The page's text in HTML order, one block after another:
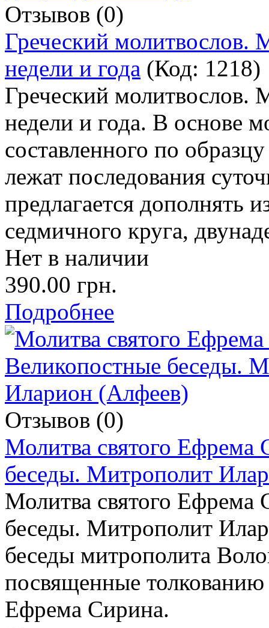
Отзывов (0)
Греческий молитвослов.
недели и года (Код: 1218)
Греческий молитвослов.
недели и года. В основе
составленного по
лежат последования
предлагается дополнять
седмичного круга,
Нет в наличии
390.00 грн.
Подробнее
Отзывов (0)
Молитва святого Ефрема
беседы. Митрополит
Молитва святого Ефрема
беседы. Митрополит
беседы митрополита
посвященные
Ефрема Сирина.